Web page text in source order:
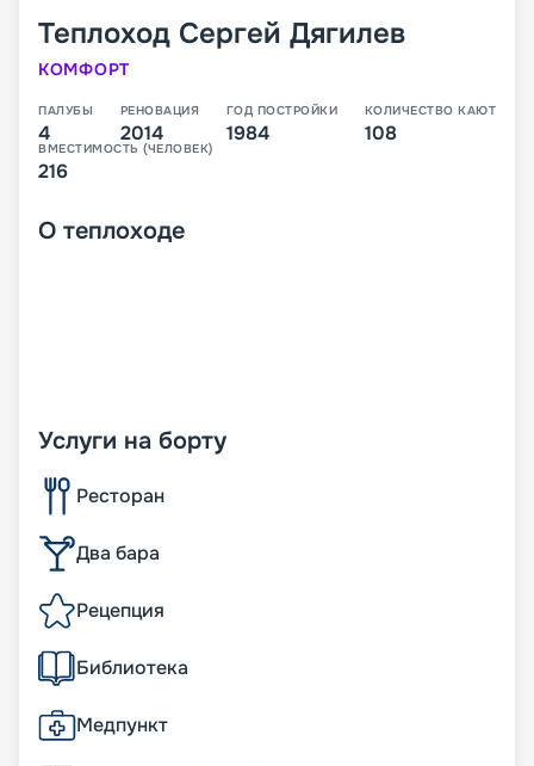
Теплоход Сергей Дягилев
КОМФОРТ
ПАЛУБЫ
4
РЕНОВАЦИЯ
2014
ГОД ПОСТРОЙКИ
1984
КОЛИЧЕСТВО КАЮТ
108
ВМЕСТИМОСТЬ (ЧЕЛОВЕК)
216
О теплоходе
Услуги на борту
Ресторан
Два бара
Рецепция
Библиотека
Медпункт